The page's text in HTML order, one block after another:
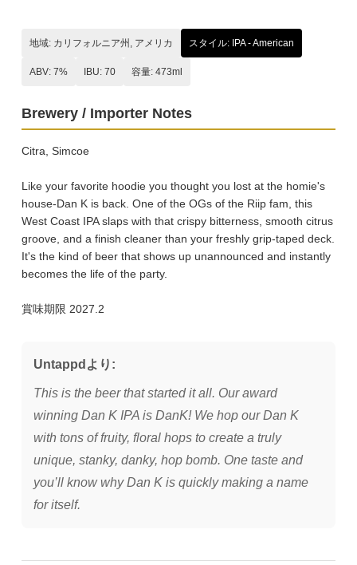
地域: カリフォルニア州, アメリカ スタイル: IPA - American
ABV: 7% IBU: 70 容量: 473ml
Brewery / Importer Notes
Citra, Simcoe
Like your favorite hoodie you thought you lost at the homie's
house-Dan K is back. One of the OGs of the Riip fam, this
West Coast IPA slaps with that crispy bitterness, smooth citrus
groove, and a finish cleaner than your freshly grip-taped deck.
It's the kind of beer that shows up unannounced and instantly
becomes the life of the party.
賞味期限 2027.2
Untappdより:
This is the beer that started it all. Our award
winning Dan K IPA is DanK! We hop our Dan K
with tons of fruity, floral hops to create a truly
unique, stanky, danky, hop bomb. One taste and
you’ll know why Dan K is quickly making a name
for itself.